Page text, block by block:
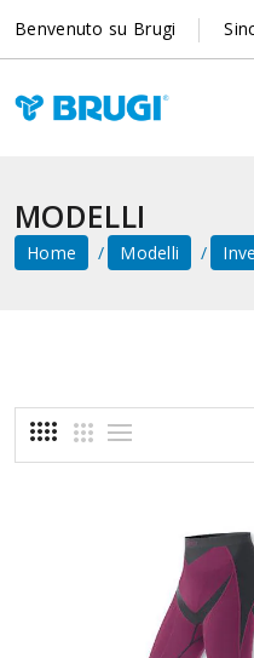
Benvenuto su Brugi
MODELLI
Home Modelli